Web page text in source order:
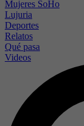
Mujeres SoHo
Lujuria
Deportes
Relatos
Qué pasa
Videos